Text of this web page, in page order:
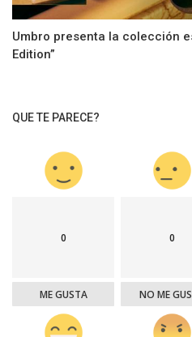
Umbro presenta la colección
Edition”
QUE TE PARECE?
0
ME GUSTA
0
NO ME